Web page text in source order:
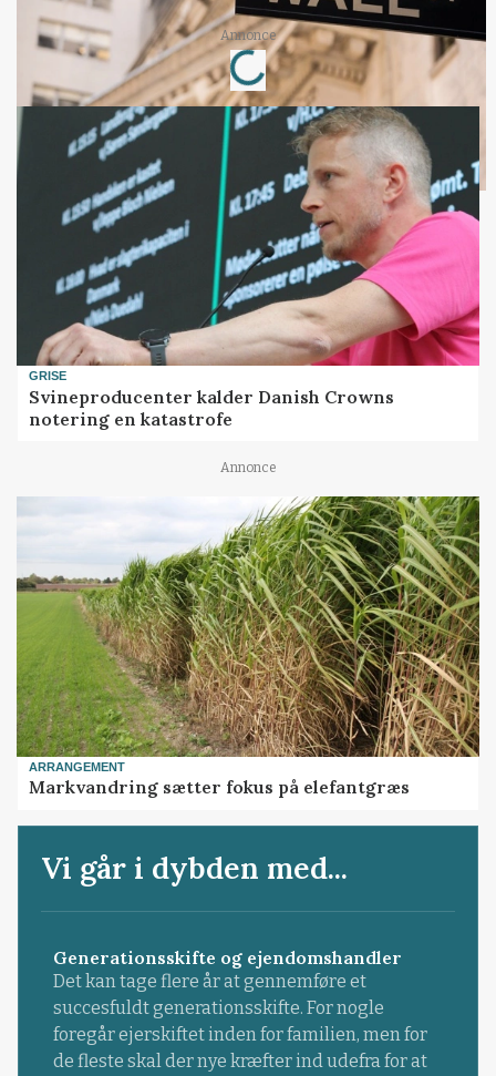
Annonce
Loading...
GRISE
Svineproducenter kalder Danish Crowns
notering en katastrofe
Annonce
ARRANGEMENT
Markvandring sætter fokus på elefantgræs
Vi går i dybden med...
Generationsskifte og ejendomshandler
Det kan tage flere år at gennemføre et
succesfuldt generationsskifte. For nogle
foregår ejerskiftet inden for familien, men for
de fleste skal der nye kræfter ind udefra for at